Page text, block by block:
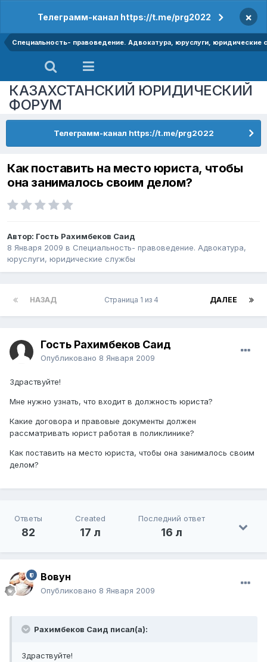
Телеграмм-канал https://t.me/prg2022 ×
Специальность- правоведение. Адвокатура, юруслуги, юридические
КАЗАХСТАНСКИЙ ЮРИДИЧЕСКИЙ
ФОРУМ
Телеграмм-канал https://t.me/prg2022
Как поставить на место юриста, чтобы
она занималось своим делом?
Автор: Гость Рахимбеков Саид
8 Января 2009 в Специальность- правоведение. Адвокатура,
юруслуги, юридические службы
НАЗАД ДАЛЕЕ
Страница 1 из 4
Гость Рахимбеков Саид
Опубликовано 8 Января 2009
Здраствуйте!
Мне нужно узнать, что входит в должность юриста?
Какие договора и правовые документы должен
рассматривать юрист работая в поликлинике?
Как поставить на место юриста, чтобы она занималось своим
делом?
Ответы
82
Created
17 л
Последний ответ
16 л
Вовун
Опубликовано 8 Января 2009
Рахимбеков Саид писал(а):
Здраствуйте!